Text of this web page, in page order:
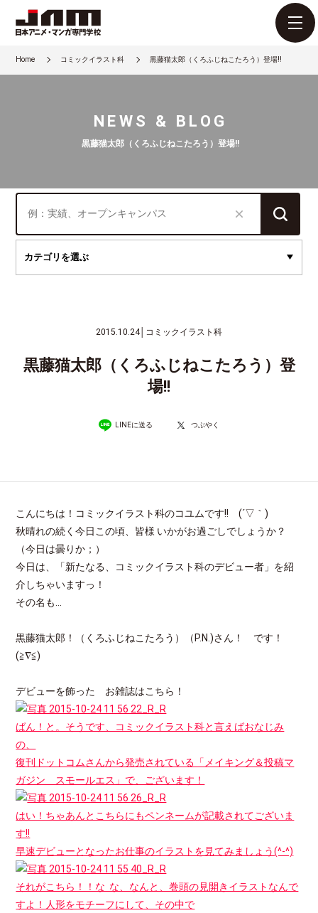
Home コミックイラスト科 黒藤猫太郎（くろふじねこたろう）登場!!
NEWS & BLOG
黒藤猫太郎（くろふじねこたろう）登場!!
2015.10.24│ コミックイラスト科
黒藤猫太郎（くろふじねこたろう）登
場!!
LINEに送る つぶやく
こんにちは！コミックイラスト科のコユムです!! (´▽｀)
秋晴れの続く今日この頃、皆様 いかがお過ごしでしょうか？
（今日は曇りか；）
今日は、「新たなる、コミックイラスト科のデビュー者」を紹
介しちゃいますっ！
その名も…
黒藤猫太郎！（くろふじねこたろう）（P.N.)さん！ です！
(≧∇≦)
デビューを飾った お雑誌はこちら！
ばん！と。そうです、コミックイラスト科と言えばおなじみ
の、
復刊ドットコムさんから発売されている「メイキング＆投稿マ
ガジン スモールエス」で、ございます！
はい！ちゃあんとこちらにもペンネームが記載されてございま
す!!
早速デビューとなったお仕事のイラストを見てみましょう(^-^)
それがこちら！！な な、なんと、巻頭の見開きイラストなんで
すよ！人形をモチーフにして、その中で